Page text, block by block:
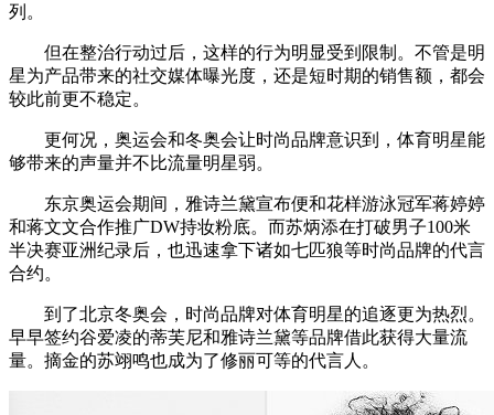
列。
但在整治行动过后，这样的行为明显受到限制。不管是明
星为产品带来的社交媒体曝光度，还是短时期的销售额，都会
较此前更不稳定。
更何况，奥运会和冬奥会让时尚品牌意识到，体育明星能
够带来的声量并不比流量明星弱。
东京奥运会期间，雅诗兰黛宣布便和花样游泳冠军蒋婷婷
和蒋文文合作推广DW持妆粉底。而苏炳添在打破男子100米
半决赛亚洲纪录后，也迅速拿下诸如七匹狼等时尚品牌的代言
合约。
到了北京冬奥会，时尚品牌对体育明星的追逐更为热烈。
早早签约谷爱凌的蒂芙尼和雅诗兰黛等品牌借此获得大量流
量。摘金的苏翊鸣也成为了修丽可等的代言人。